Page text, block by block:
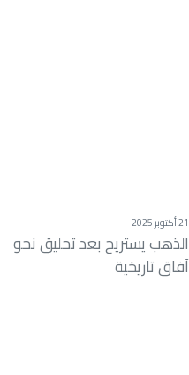
21 أكتوبر 2025
الذهب يستريح بعد تحليق نحو
آفاق تاريخية